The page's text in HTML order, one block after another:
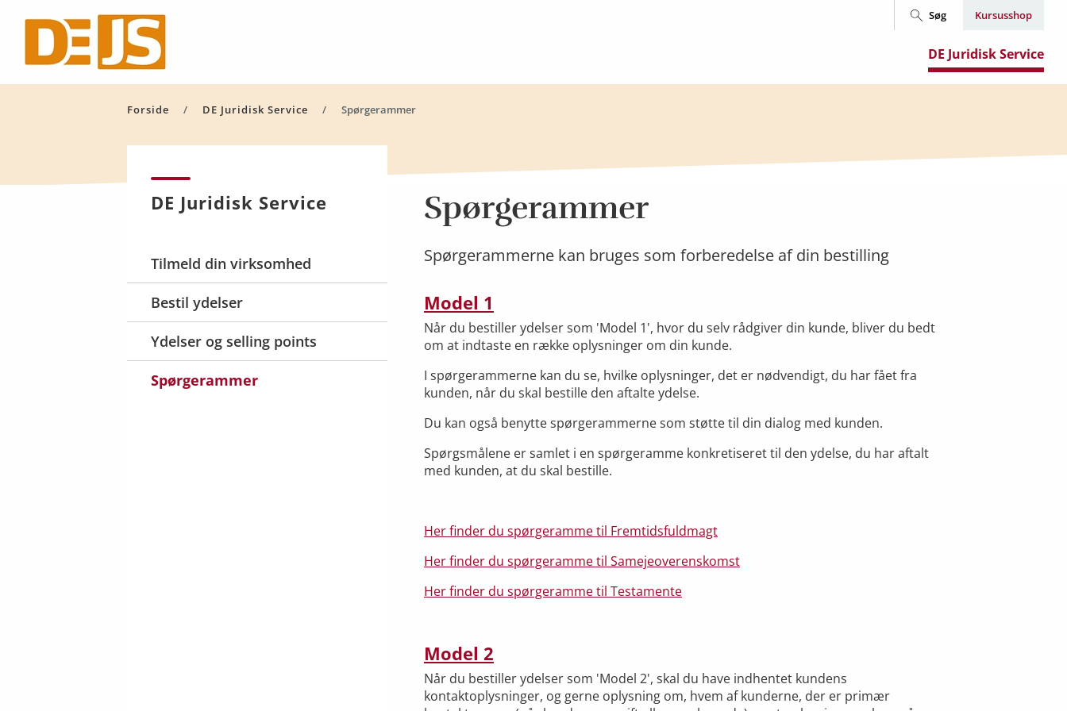
Søg Kursusshop
DE Juridisk Service
Forside DE Juridisk Service Aktuel side:
Spørgerammer
DE Juridisk Service
Tilmeld din virksomhed
Bestil ydelser
Ydelser og selling points
Spørgerammer
Spørgerammer
Spørgerammerne kan bruges som forberedelse af din bestilling
Model 1
Når du bestiller ydelser som 'Model 1', hvor du selv rådgiver din kunde, bliver du bedt
om at indtaste en række oplysninger om din kunde.
I spørgerammerne kan du se, hvilke oplysninger, det er nødvendigt, du har fået fra
kunden, når du skal bestille den aftalte ydelse.
Du kan også benytte spørgerammerne som støtte til din dialog med kunden.
Spørgsmålene er samlet i en spørgeramme konkretiseret til den ydelse, du har aftalt
med kunden, at du skal bestille.
Her finder du spørgeramme til Fremtidsfuldmagt
Her finder du spørgeramme til Samejeoverenskomst
Her finder du spørgeramme til Testamente
Model 2
Når du bestiller ydelser som 'Model 2', skal du have indhentet kundens
kontaktoplysninger, og gerne oplysning om, hvem af kunderne, der er primær